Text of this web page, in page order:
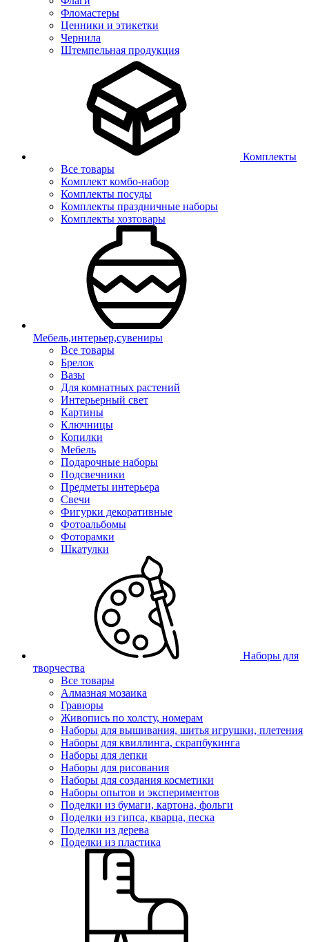
Фломастеры
Ценники и этикетки
Чернила
Штемпельная продукция
Комплекты
Все товары
Комплект комбо-набор
Комплекты посуды
Комплекты праздничные наборы
Комплекты хозтовары
Мебель,интерьер,сувениры
Все товары
Брелок
Вазы
Для комнатных растений
Интерьерный свет
Картины
Ключницы
Копилки
Мебель
Подарочные наборы
Подсвечники
Предметы интерьера
Свечи
Фигурки декоративные
Фотоальбомы
Фоторамки
Шкатулки
Наборы для
творчества
Все товары
Алмазная мозаика
Гравюры
Живопись по холсту, номерам
Наборы для вышивания, шитья игрушки, плетения
Наборы для квиллинга, скрапбукинга
Наборы для лепки
Наборы для рисования
Наборы для создания косметики
Наборы опытов и экспериментов
Поделки из бумаги, картона, фольги
Поделки из гипса, кварца, песка
Поделки из дерева
Поделки из пластика